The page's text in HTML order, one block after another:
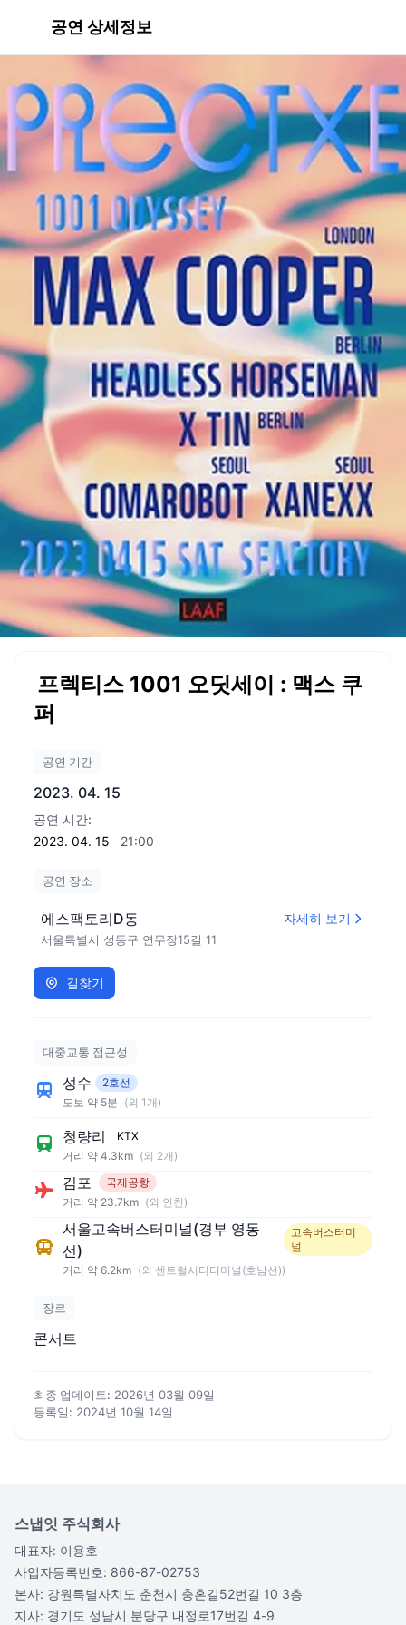
공연 상세정보
프렉티스 1001 오딧세이 : 맥스 쿠
퍼
공연 기간
2023. 04. 15
공연 시간:
2023. 04. 15
21:00
공연 장소
에스팩토리D동 자세히 보기
서울특별시 성동구 연무장15길 11
길찾기
대중교통 접근성
성수
2호선
도보 약 5분 (외 1개)
청량리
KTX
거리 약 4.3km (외 2개)
김포
국제공항
거리 약 23.7km (외 인천)
서울고속버스터미널(경부 영동
선)
고속버스터미
널
거리 약 6.2km (외 센트럴시티터미널(호남선))
장르
콘서트
최종 업데이트: 2026년 03월 09일
등록일: 2024년 10월 14일
스냅잇 주식회사
대표자: 이용호
사업자등록번호: 866-87-02753
본사: 강원특별자치도 춘천시 충혼길52번길 10 3층
지사: 경기도 성남시 분당구 내정로17번길 4-9